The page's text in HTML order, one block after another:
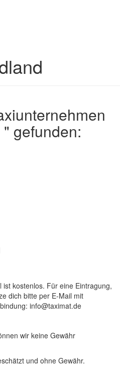
gefunden:
kostenlos. Für eine Eintragung,
dich bitte per E-Mail mit
info@taximat.de
wir keine Gewähr
und ohne Gewähr.